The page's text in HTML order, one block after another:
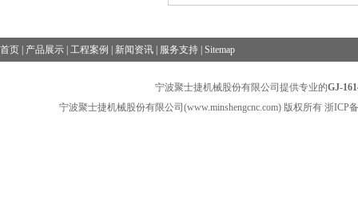
首页 产品展示 工程案例 新闻资讯 服务支持 Sitemap
宁波聚士捷机械股份有限公司提供专业的GJ-
宁波聚士捷机械股份有限公司(www.minshengcnc.com) 版权所有 浙ICP